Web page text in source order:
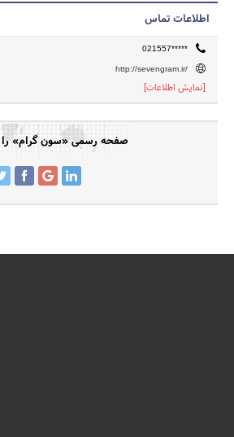
اطلاعات تماس
021557*****
http://sevengram.ir/
[نمایش اطلاعات]
صفحه رسمی «سون گرام» را